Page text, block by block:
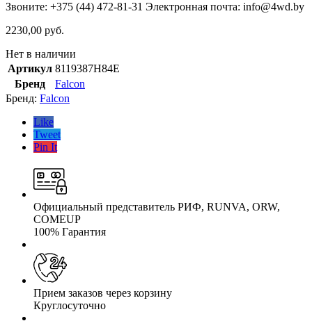
Звоните: +375 (44) 472-81-31 Электронная почта: info@4wd.by
2230,00 руб.
Нет в наличии
Артикул 8119387H84E
Бренд
Falcon
Бренд: Falcon
Like
Tweet
Pin It
Официальный представитель РИФ, RUNVA, ORW,
COMEUP
100% Гарантия
Прием заказов через корзину
Круглосуточно